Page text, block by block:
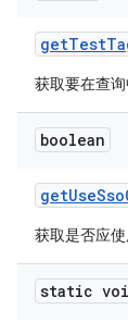
getTest
获取要在查
boolean
getUseSso
获取是否应
static